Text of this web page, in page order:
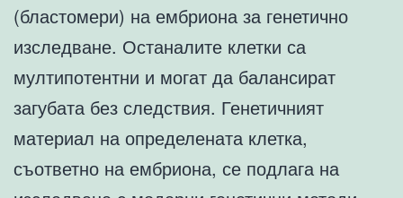
(бластомери) на ембриона за генетично
изследване. Останалите клетки са
мултипотентни и могат да балансират
загубата без следствия. Генетичният
материал на определената клетка,
съответно на ембриона, се подлага на